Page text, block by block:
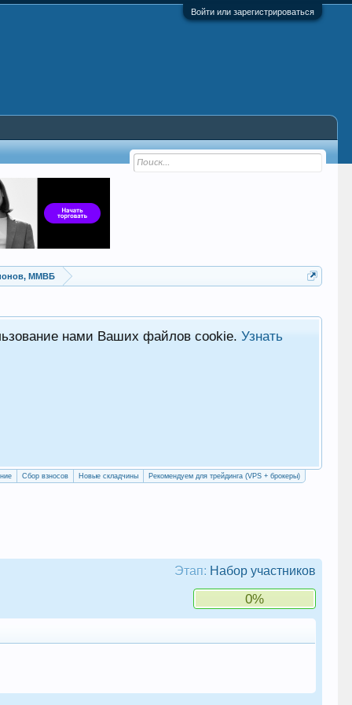
Войти или зарегистрироваться
ММВБ
нами Ваших файлов cookie.Узнать
Сбор взносов Новые складчины Рекомендуем для трейдинга (VPS + брокеры)
Этап: Набор участников
0%